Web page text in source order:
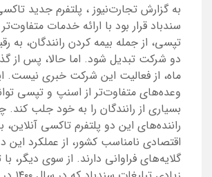
به گزارش تجارت‌نیوز ، پلتفرم جدید
سندباد قرار بود با ارائه خدمات
تپسی، از جمله بیمه کردن رانندگان، به
دو شرکت تبدیل شود. اما حالا، پس از
ماه، از فعالیت این شرکت خبری نیست.
وعده‌های متفاوت‌تر از اسنپ و تپسی
بسیاری از رانندگان را به خود جلب کند.
راننده‌های این دو پلتفرم تاکسی
اقتصادی نامناسب کشور، از عملکرد
گلایه‌های فراوانی دارند. از سوی دیگر،